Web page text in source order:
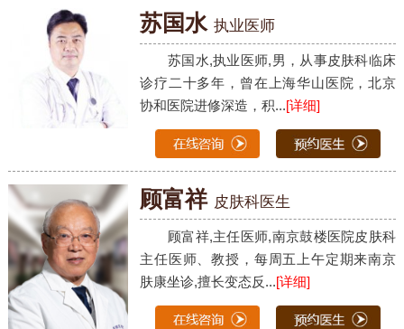
苏国水 执业医师
苏国水,执业医师,男，从事皮肤科临床
诊疗二十多年，曾在上海华山医院，北京
协和医院进修深造，积...[详细]
顾富祥 皮肤科医生
顾富祥,主任医师,南京鼓楼医院皮肤科
主任医师、教授，每周五上午定期来南京
肤康坐诊,擅长变态反...[详细]